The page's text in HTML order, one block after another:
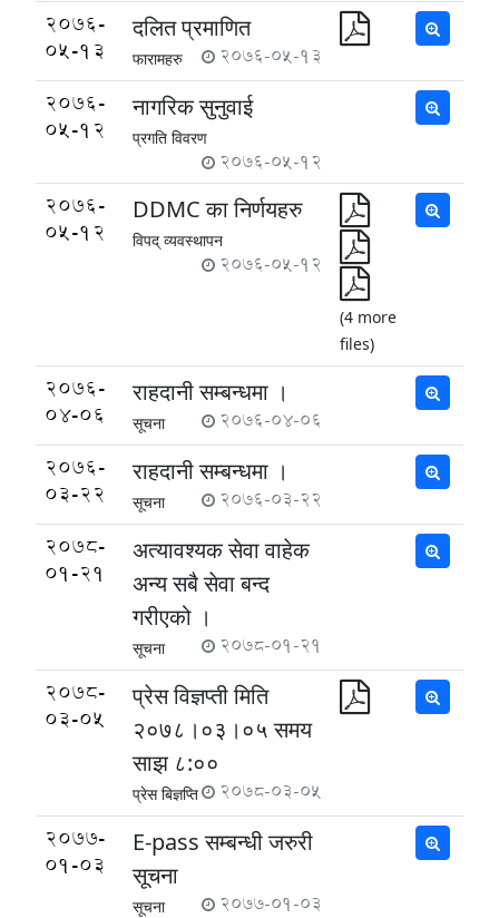
2076-
05-13
दलित प्रमाणित
फारामहरु 2076-05-13
2076-
05-12
नागरिक सुनुवाई
प्रगति विवरण
2076-05-12
2076-
05-12
DDMC का निर्णयहरु
विपद् व्यवस्थापन
2076-05-12
(4 more
files)
2076-
04-06
राहदानी सम्बन्धमा ।
सूचना 2076-04-06
2076-
03-22
राहदानी सम्बन्धमा ।
सूचना 2076-03-22
2078-
01-21
अत्यावश्यक सेवा वाहेक
अन्य सबै सेवा बन्द
गरीएको ।
सूचना 2078-01-21
2078-
03-05
प्रेस विज्ञप्ती मिति
२०७८।०३।०५ समय
साझ ८:००
प्रेस बिज्ञप्ति 2078-03-05
2077-
01-03
E-pass सम्बन्धी जरुरी
सूचना
सूचना 2077-01-03